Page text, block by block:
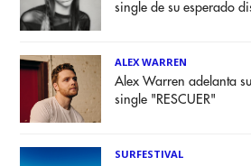
single de su esperado
ALEX WARREN
Alex Warren adelanta
single "RESCUER"
SURFESTIVAL